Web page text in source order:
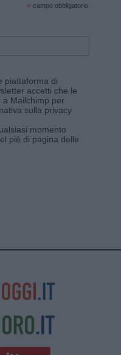
* campo obbligatorio
piattaforma di
accetti che le
a Mailchimp per
sulla privacy
momento
piè di pagina delle